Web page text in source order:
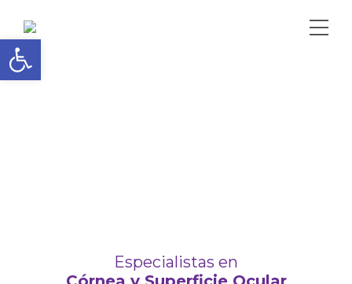
Especialistas en
Abrir barra de herramientas